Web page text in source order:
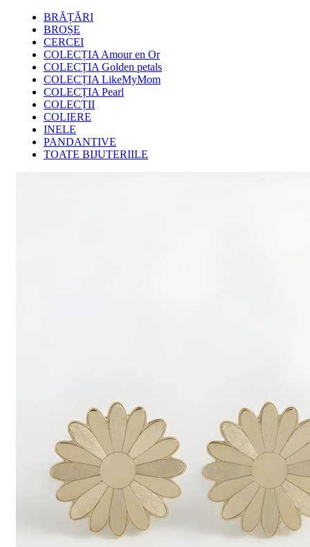
BRĂȚĂRI
BROȘE
CERCEI
COLECȚIA Amour en Or
COLECȚIA Golden petals
COLECȚIA LikeMyMom
COLECȚIA Pearl
COLECȚII
COLIERE
INELE
PANDANTIVE
TOATE BIJUTERIILE